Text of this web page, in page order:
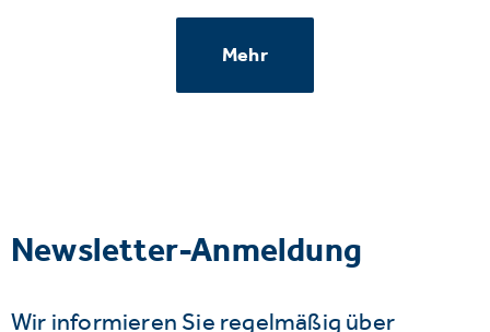
Mehr
Newsletter-Anmeldung
Wir informieren Sie regelmäßig über